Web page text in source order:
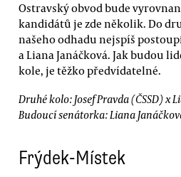
Ostravský obvod bude
kandidátů je zde několik. Do
našeho odhadu nejspíš postoupí
a Liana Janáčková. Jak budou
kole, je těžko předvídatelné.
Druhé kolo: Josef Pravda (ČSSD) x
Budoucí senátorka: Liana
Frýdek-Místek